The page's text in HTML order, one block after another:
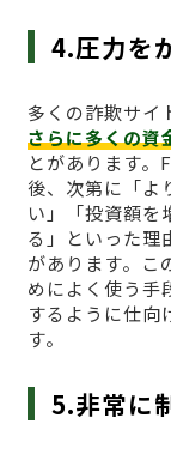
4.圧力を
多くの詐欺サイ
さらに多くの資
とがあります
後、次第に「よ
い」「投資額を
る」といった理
があります。こ
めによく使う手
するように仕向
す。
5.非常に